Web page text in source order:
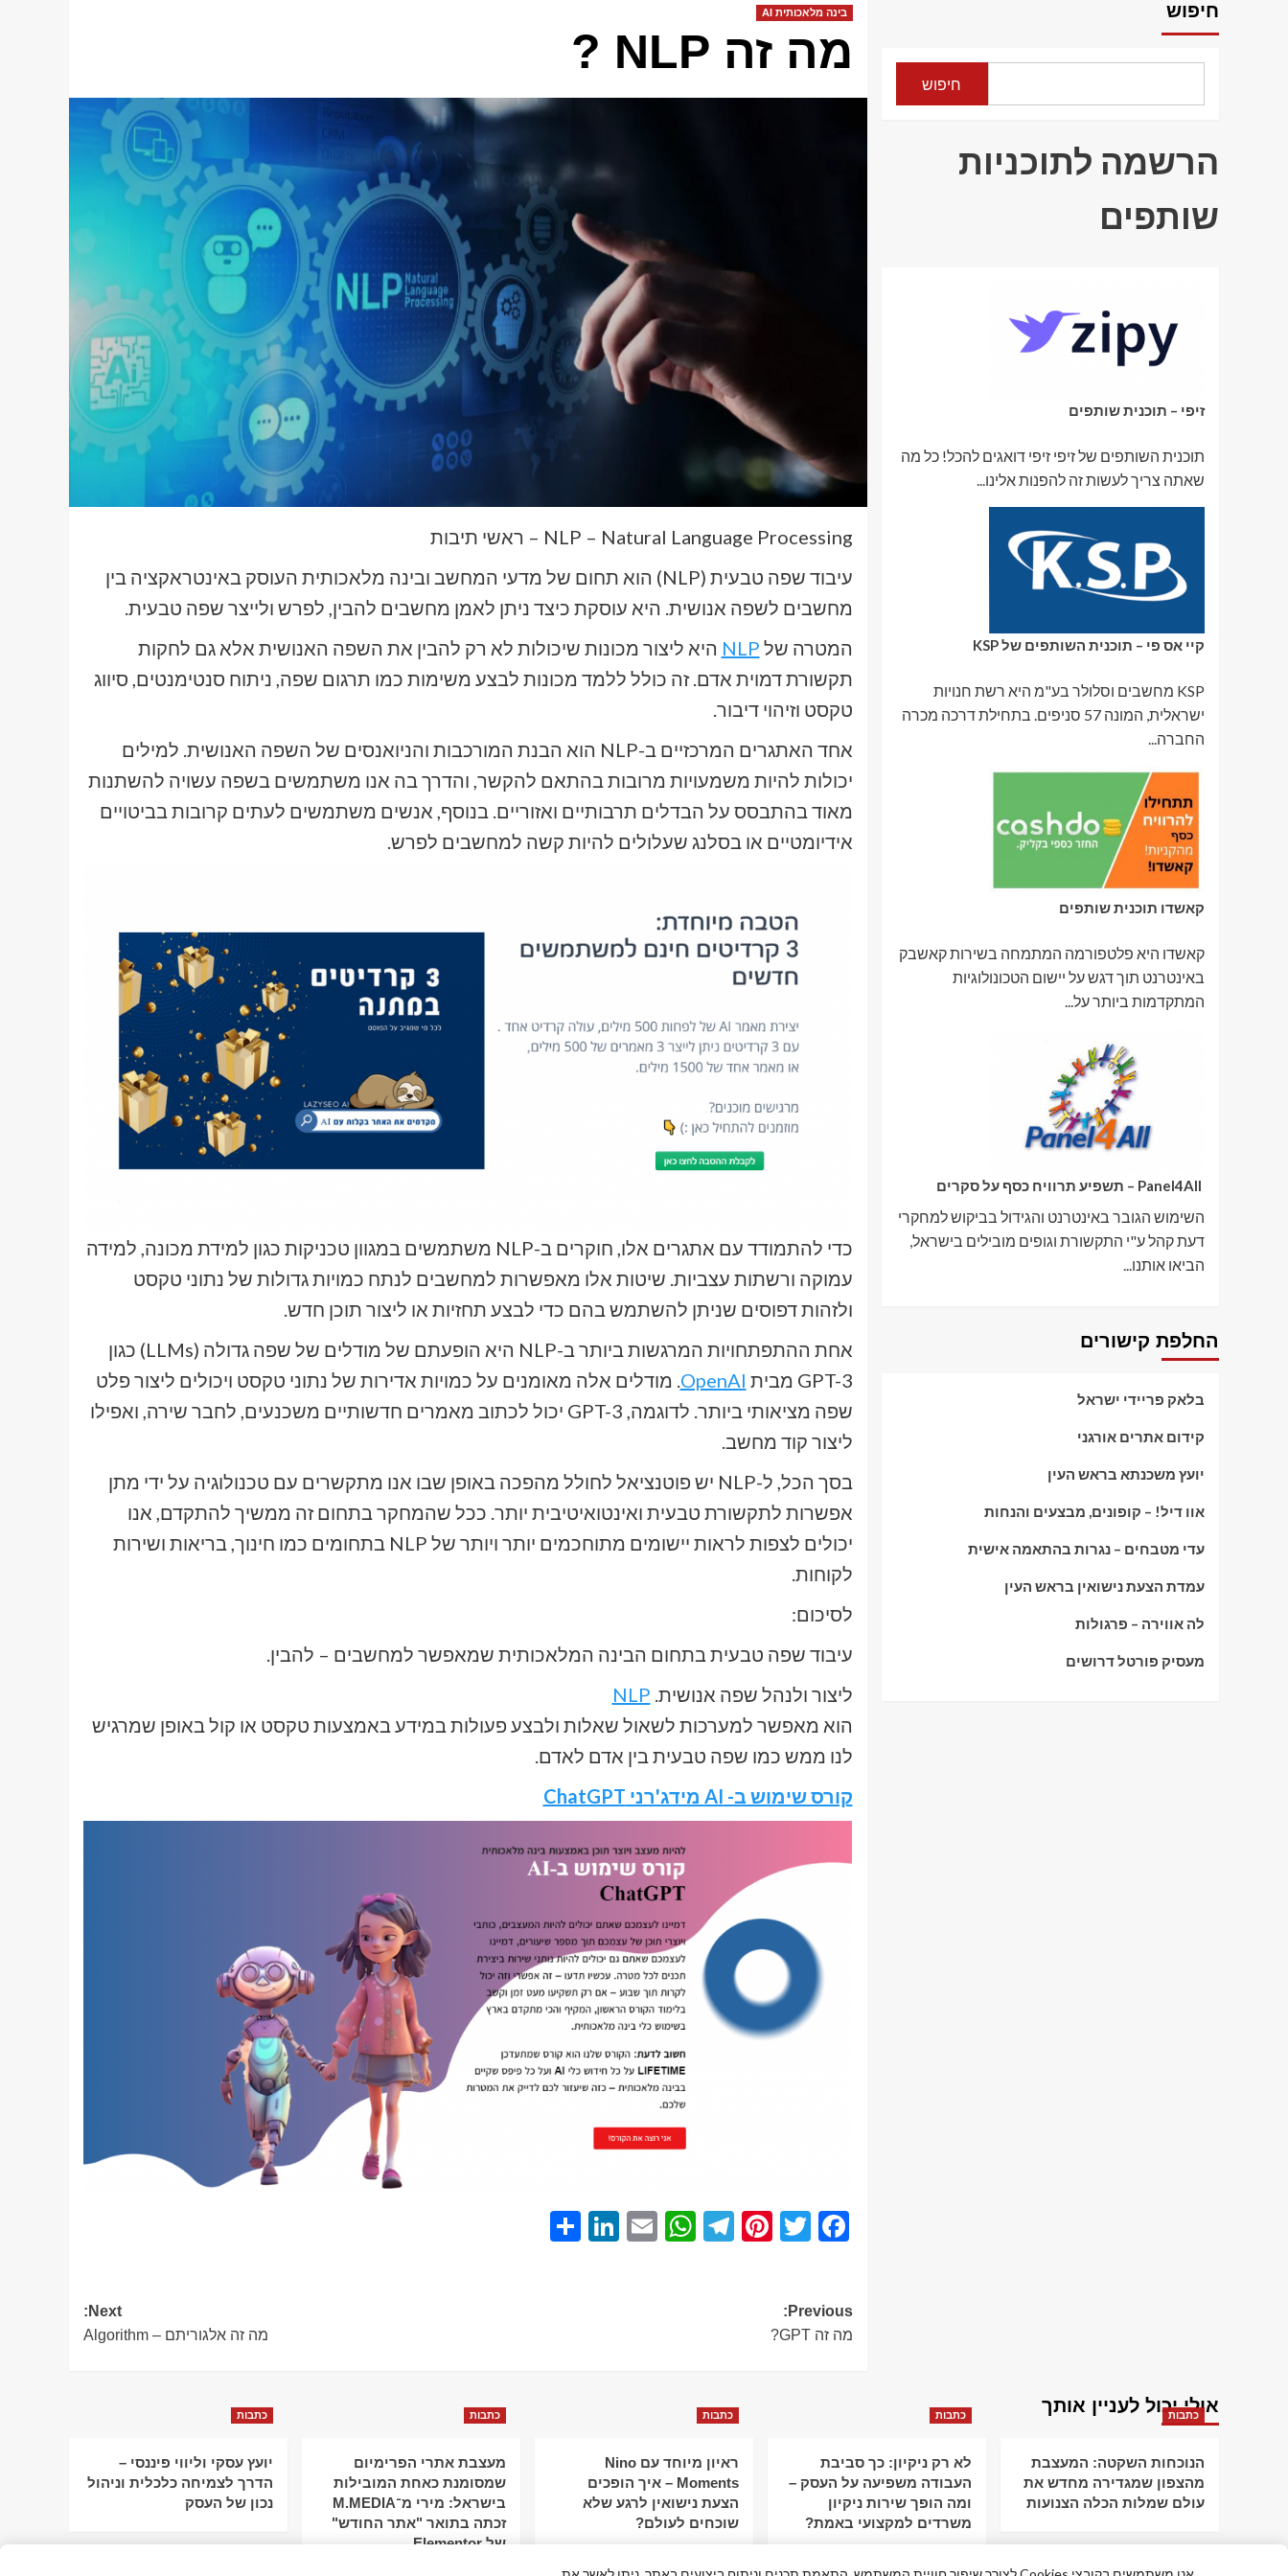
בינה מלאכותית AI
מה זה NLP ?
NLP – Natural Language Processing – ראשי תיבות
עיבוד שפה טבעית (NLP) הוא תחום של מדעי המחשב ובינה מלאכותית העוסק באינטראקציה בין
מחשבים לשפה אנושית. היא עוסקת כיצד ניתן לאמן מחשבים להבין, לפרש ולייצר שפה טבעית.
המטרה של NLP היא ליצור מכונות שיכולות לא רק להבין את השפה האנושית אלא גם לחקות
תקשורת דמוית אדם. זה כולל ללמד מכונות לבצע משימות כמו תרגום שפה, ניתוח סנטימנטים, סיווג
טקסט וזיהוי דיבור.
אחד האתגרים המרכזיים ב-NLP הוא הבנת המורכבות והניואנסים של השפה האנושית. למילים
יכולות להיות משמעויות מרובות בהתאם להקשר, והדרך בה אנו משתמשים בשפה עשויה להשתנות
מאוד בהתבסס על הבדלים תרבותיים ואזוריים. בנוסף, אנשים משתמשים לעתים קרובות בביטויים
אידיומטיים או בסלנג שעלולים להיות קשה למחשבים לפרש.
כדי להתמודד עם אתגרים אלו, חוקרים ב-NLP משתמשים במגוון טכניקות כגון למידת מכונה, למידה
עמוקה ורשתות עצביות. שיטות אלו מאפשרות למחשבים לנתח כמויות גדולות של נתוני טקסט
ולזהות דפוסים שניתן להשתמש בהם כדי לבצע תחזיות או ליצור תוכן חדש.
אחת ההתפתחויות המרגשות ביותר ב-NLP היא הופעתם של מודלים של שפה גדולה (LLMs) כגון
GPT-3 מבית
OpenAI. מודלים אלה מאומנים על כמויות אדירות של נתוני טקסט ויכולים ליצור פלט
שפה מציאותי ביותר. לדוגמה, GPT-3 יכול לכתוב מאמרים חדשותיים משכנעים, לחבר שירה, ואפילו
ליצור קוד מחשב.
בסך הכל, ל-NLP יש פוטנציאל לחולל מהפכה באופן שבו אנו מתקשרים עם טכנולוגיה על ידי מתן
אפשרות לתקשורת טבעית ואינטואיטיבית יותר. ככל שהמחקר בתחום זה ממשיך להתקדם, אנו
יכולים לצפות לראות יישומים מתוחכמים יותר ויותר של NLP בתחומים כמו חינוך, בריאות ושירות
לקוחות.
לסיכום:
עיבוד שפה טבעית בתחום הבינה המלאכותית שמאפשר למחשבים – להבין.
ליצור ולנהל שפה אנושית. NLP
הוא מאפשר למערכות לשאול שאלות ולבצע פעולות במידע באמצעות טקסט או קול באופן שמרגיש
לנו ממש כמו שפה טבעית בין אדם לאדם.
קורס שימוש ב- AI מידג'רני ChatGPT
Facebook
Twitter
Pinterest
Telegram
WhatsApp
Email
LinkedIn
Post
navigation
Previous:
מה זה GPT?
Next:
מה זה אלגוריתם – Algorithm
חיפוש
חיפוש
הרשמה לתוכניות
שותפים
זיפי – תוכנית שותפים
תוכנית השותפים של זיפי זיפי דואגים להכל! כל מה
שאתה צריך לעשות זה להפנות אלינו...
קיי אס פי – תוכנית השותפים של KSP
KSP מחשבים וסלולר בע"מ היא רשת חנויות
ישראלית, המונה 57 סניפים. בתחילת דרכה מכרה
החברה...
קאשדו תוכנית שותפים
קאשדו היא פלטפורמה המתמחה בשירות קאשבק
באינטרנט תוך דגש על יישום הטכונולוגיות
המתקדמות ביותר על...
השימוש הגובר באינטרנט והגידול בביקוש למחקרי
דעת קהל ע"י התקשורת וגופים מובילים בישראל,
הביאו אותנו...
החלפת קישורים
בלאק פריידי ישראל
קידום אתרים אורגני
יועץ משכנתא בראש העין
אוו דיל! – קופונים, מבצעים והנחות
עדי מטבחים – נגרות בהתאמה אישית
עמדת הצעת נישואין בראש העין
לה אווירה – פרגולות
מעסיק פורטל דרושים
אולי יכול לעניין אותך
כתבות
הנוכחות השקטה: המעצבת
מהצפון שמגדירה מחדש את
עולם שמלות הכלה הצנועות
כתבות
לא רק ניקיון: כך סביבת
העבודה משפיעה על העסק –
ומה הופך שירות ניקיון
משרדים למקצועי באמת?
כתבות
ראיון מיוחד עם Nino
Moments – איך הופכים
הצעת נישואין לרגע שלא
שוכחים לעולם?
כתבות
מעצבת אתרי הפרימיום
שמסומנת כאחת המובילות
בישראל: מירי מ־M.MEDIA
זכתה בתואר "אתר החודש"
של Elementor
כתבות
יועץ עסקי וליווי פיננסי –
הדרך לצמיחה כלכלית וניהול
נכון של העסק